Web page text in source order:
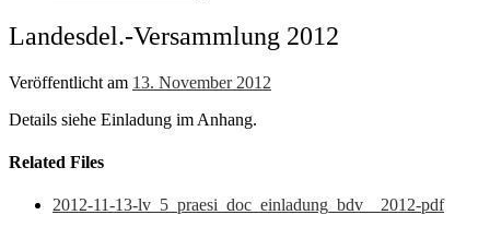
Landesdel.-Versammlung 2012
Veröffentlicht am 13. November 2012
Details siehe Einladung im Anhang.
Related Files
2012-11-13-lv_5_praesi_doc_einladung_bdv__2012-pdf